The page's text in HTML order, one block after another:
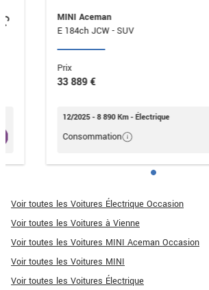
MINI Aceman
E 184ch JCW - SUV
Prix
33 889 €
12/2025 - 8 890 Km - Électrique
Consommation
Voir toutes les Voitures Électrique Occasion
Voir toutes les Voitures à Vienne
Voir toutes les Voitures MINI Aceman Occasion
Voir toutes les Voitures MINI
Voir toutes les Voitures Électrique